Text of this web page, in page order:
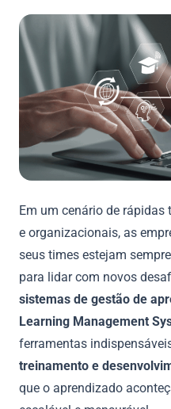
Em um cenário de
e organizacionais, as
seus times estejam
para lidar com novos
sistemas de gestão de
Learning Management
ferramentas
treinamento e
que o aprendizado